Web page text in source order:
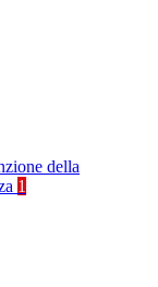
della
1